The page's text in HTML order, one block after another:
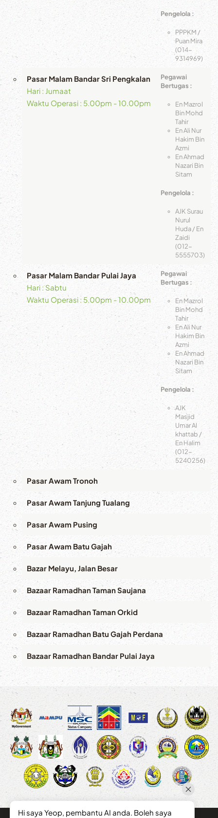
Pengelola :
PPPKM /
Puan Mira
(014-
9314969)
Pasar Malam Bandar Sri Pengkalan
Hari : Jumaat
Waktu Operasi : 5.00pm - 10.00pm
Pegawai
Bertugas :
En Mazrol
Bin Mohd
Tahir
En Ali Nur
Hakim Bin
Azmi
En Ahmad
Nazari Bin
Sitam
Pengelola :
AJK Surau
Nurul
Huda / En
Zaidi
(012-
5555703)
Pasar Malam Bandar Pulai Jaya
Hari : Sabtu
Waktu Operasi : 5.00pm - 10.00pm
Pegawai
Bertugas :
En Mazrol
Bin Mohd
Tahir
En Ali Nur
Hakim Bin
Azmi
En Ahmad
Nazari Bin
Sitam
Pengelola :
AJK
Masjid
Umar Al
khattab /
En Halim
(012-
5240256)
Pasar Awam Tronoh
Pasar Awam Tanjung Tualang
Pasar Awam Pusing
Pasar Awam Batu Gajah
Bazar Melayu, Jalan Besar
Bazaar Ramadhan Taman Saujana
Bazaar Ramadhan Taman Orkid
Bazaar Ramadhan Batu Gajah Perdana
Bazaar Ramadhan Bandar Pulai Jaya
Hi saya Yeop, pembantu AI anda. Boleh saya